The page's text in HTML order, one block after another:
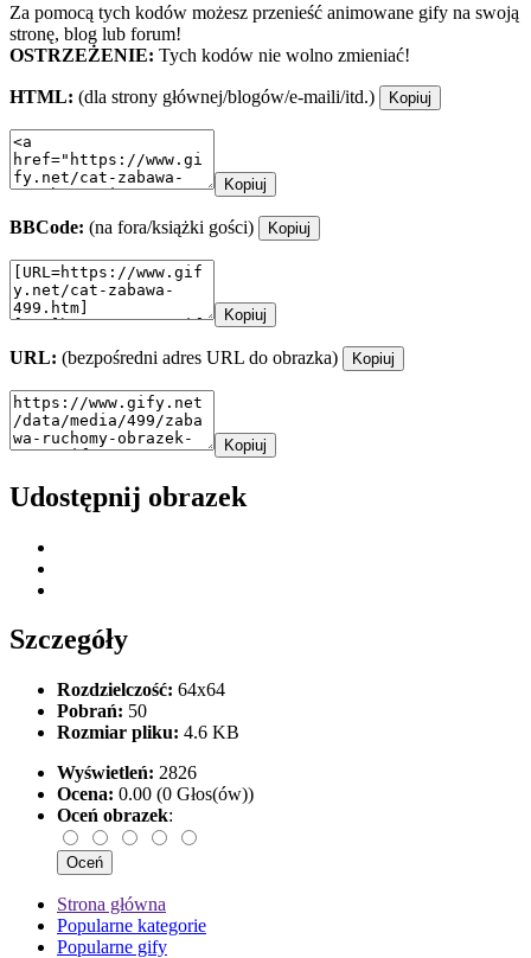
Za pomocą tych kodów możesz przenieść animowane gify na swoją
stronę, blog lub forum!
OSTRZEŻENIE: Tych kodów nie wolno zmieniać!
HTML: (dla strony głównej/blogów/e-maili/itd.) Kopiuj
Kopiuj
BBCode: (na fora/książki gości) Kopiuj
Kopiuj
URL: (bezpośredni adres URL do obrazka) Kopiuj
Kopiuj
Udostępnij obrazek
Szczegóły
Rozdzielczość: 64x64
Pobrań: 50
Rozmiar pliku: 4.6 KB
Wyświetleń: 2826
Ocena: 0.00 (0 Głos(ów))
Oceń obrazek:
Strona główna
Popularne kategorie
Popularne gify